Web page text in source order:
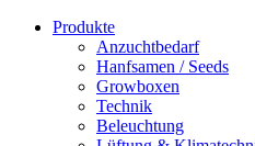
Produkte
Anzuchtbedarf
Hanfsamen / Seeds
Growboxen
Technik
Beleuchtung